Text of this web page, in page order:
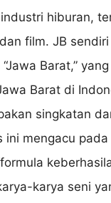
hiburan,
film. JB
Barat,”
Barat di
singkatan
ini mengacu pada
karya seni